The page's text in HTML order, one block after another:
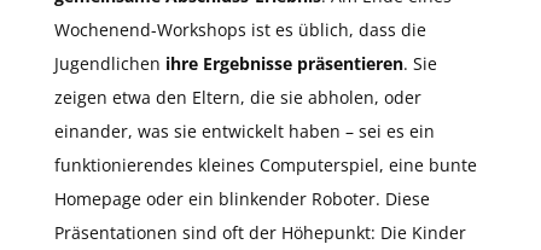
Wochenend-Workshops ist es üblich, dass die
Jugendlichen ihre Ergebnisse präsentieren. Sie
zeigen etwa den Eltern, die sie abholen, oder
einander, was sie entwickelt haben – sei es ein
funktionierendes kleines Computerspiel, eine bunte
Homepage oder ein blinkender Roboter. Diese
Präsentationen sind oft der Höhepunkt: Die Kinder